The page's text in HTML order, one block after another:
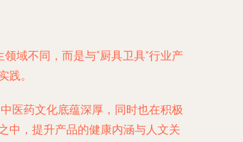
域不同，而是与“厨具卫具”行业产
践。
医药文化底蕴深厚，同时也在积极
中，提升产品的健康内涵与人文关